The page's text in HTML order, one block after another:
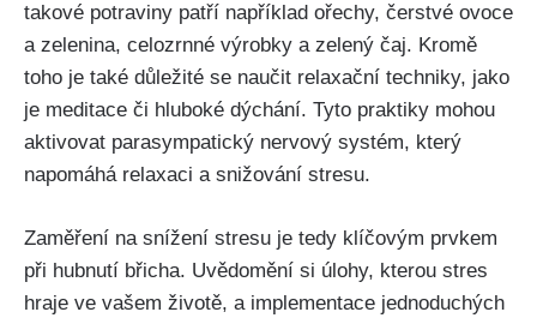
takové potraviny patří například ořechy, čerstvé ovoce
a zelenina, celozrnné výrobky a ​zelený čaj.⁢ Kromě
toho je také ‍důležité⁤ se naučit relaxační techniky,​ jako⁤
je ⁣meditace či hluboké dýchání. Tyto praktiky mohou
aktivovat ⁣parasympatický nervový systém, který
napomáhá relaxaci a snižování stresu.
Zaměření na snížení stresu je tedy klíčovým prvkem
při hubnutí břicha. Uvědomění si úlohy, kterou stres
hraje ve vašem⁣ životě, ⁣a implementace jednoduchých